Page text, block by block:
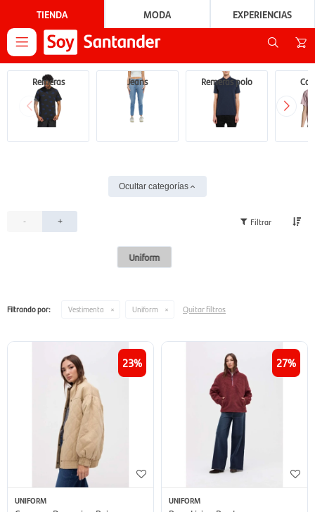
TIENDA MODA EXPERIENCIAS

Remeras Jeans Remeras polo
Ocultar categorías
- +
Uniform
Filtrando por: Vestimenta Uniform Quitar filtros
23
UNIFORM
27
UNIFORM